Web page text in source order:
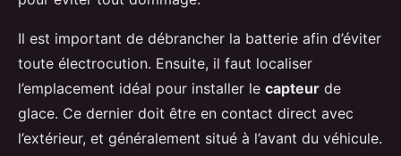
Il est important de débrancher la batterie afin d’éviter
toute électrocution. Ensuite, il faut localiser
l’emplacement idéal pour installer le capteur de
glace. Ce dernier doit être en contact direct avec
l’extérieur, et généralement situé à l’avant du véhicule.